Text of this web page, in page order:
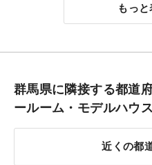
もっ
群馬県に隣接する都道
ールーム・モデルハウ
近くの都